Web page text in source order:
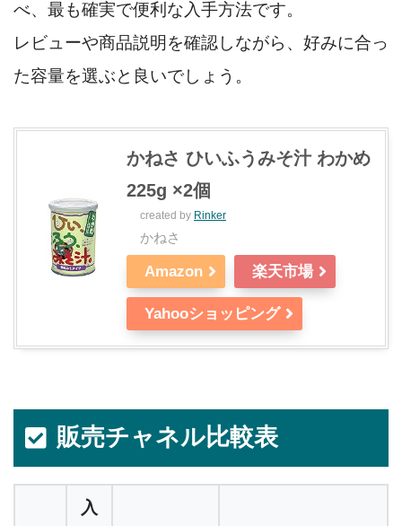
べ、最も確実で便利な入手方法です。
レビューや商品説明を確認しながら、好みに合っ
た容量を選ぶと良いでしょう。
かねさ ひいふうみそ汁 わかめ
225g ×2個
created by Rinker
かねさ
Amazon 楽天市場
Yahooショッピング
販売チャネル比較表
入